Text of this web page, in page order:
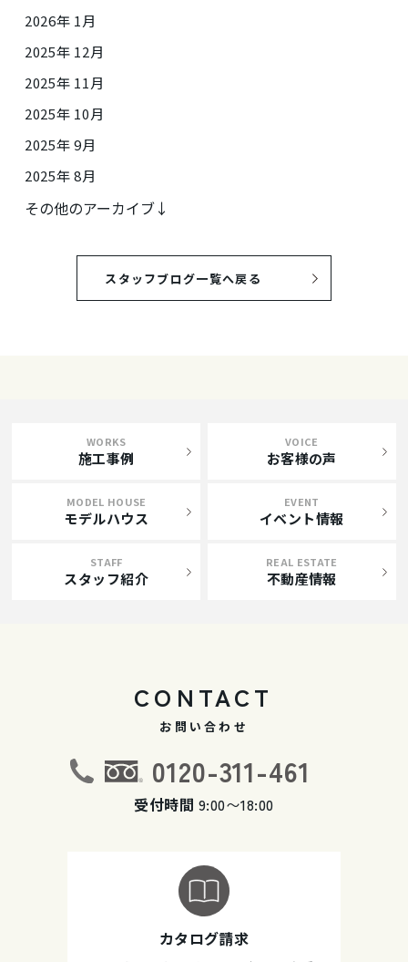
2026年 1月
2025年 12月
2025年 11月
2025年 10月
2025年 9月
2025年 8月
その他のアーカイブ↓
スタッフブログ一覧へ戻る
WORKS
施工事例
VOICE
お客様の声
MODEL HOUSE
モデルハウス
EVENT
イベント情報
STAFF
スタッフ紹介
REAL ESTATE
不動産情報
CONTACT
お問い合わせ
0120-311-461
受付時間 9:00〜18:00
カタログ請求